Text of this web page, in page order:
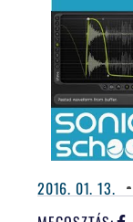
2016. 01. 13.